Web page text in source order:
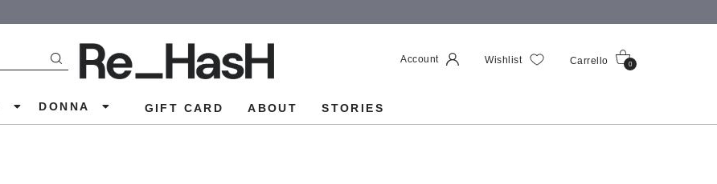
Carrello 0
Wishlist
Account
DONNA GIFT CARD ABOUT STORIES